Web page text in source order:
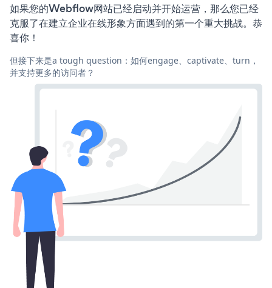
如果您的Webflow网站已经启动并开始运营，那么您已经
克服了在建立企业在线形象方面遇到的第一个重大挑战。恭
喜你！
但接下来是a tough question：如何engage、captivate、turn，
并支持更多的访问者？